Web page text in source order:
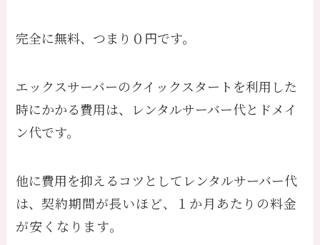
完全に無料、つまり０円です。
エックスサーバーのクイックスタートを利用した
時にかかる費用は、レンタルサーバー代とドメイ
ン代です。
他に費用を抑えるコツとしてレンタルサーバー代
は、契約期間が長いほど、１か月あたりの料金
が安くなります。